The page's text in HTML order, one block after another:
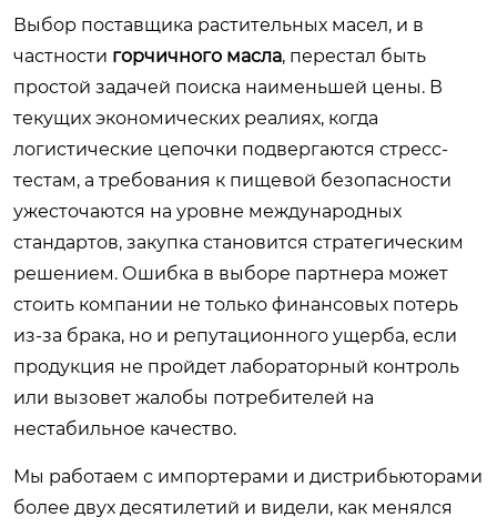
Выбор поставщика растительных масел, и в
частности горчичного масла, перестал быть
простой задачей поиска наименьшей цены. В
текущих экономических реалиях, когда
логистические цепочки подвергаются стресс-
тестам, а требования к пищевой безопасности
ужесточаются на уровне международных
стандартов, закупка становится стратегическим
решением. Ошибка в выборе партнера может
стоить компании не только финансовых потерь
из-за брака, но и репутационного ущерба, если
продукция не пройдет лабораторный контроль
или вызовет жалобы потребителей на
нестабильное качество.
Мы работаем с импортерами и дистрибьюторами
более двух десятилетий и видели, как менялся